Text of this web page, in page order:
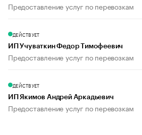
Предоставление услуг по перевозкам
ДЕЙСТВУЕТ
ИП Учуваткин Федор Тимофеевич
Предоставление услуг по перевозкам
ДЕЙСТВУЕТ
ИП Якимов Андрей Аркадьевич
Предоставление услуг по перевозкам